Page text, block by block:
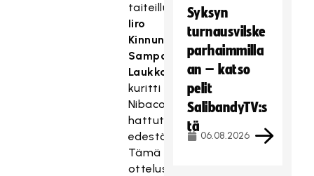
taiteillut
Iiro
Kinnunen
Sampo
Laukkala
kuritti
Nibacosia
hattutempun
edestä.
Tämä
ottelusarja
Syksyn
turnausvilske
parhaimmilla
an – katso
pelit
SalibandyTV:s
tä
06.08.2026